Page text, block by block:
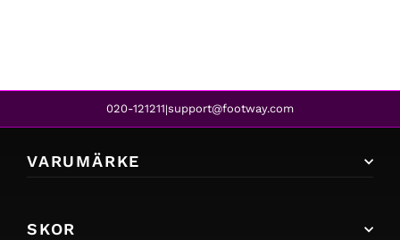
020-121211|support@footway.com
VARUMÄRKE
SKOR